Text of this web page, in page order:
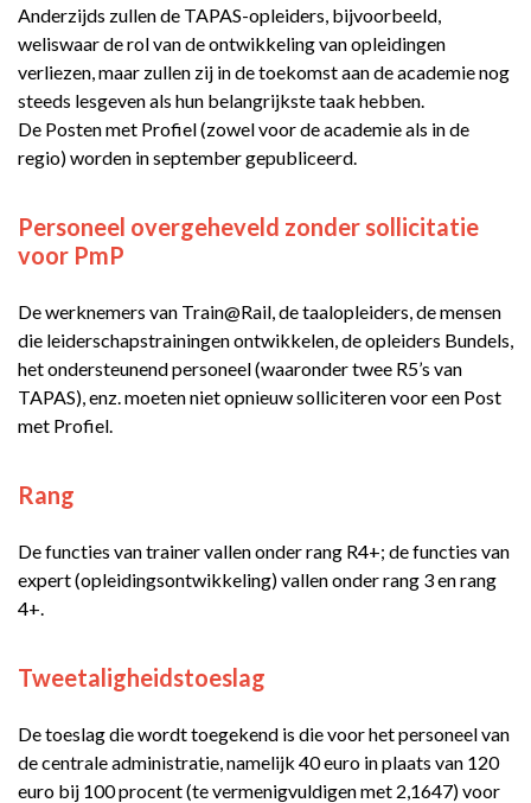
Anderzijds zullen de TAPAS-opleiders, bijvoorbeeld,
weliswaar de rol van de ontwikkeling van opleidingen
verliezen, maar zullen zij in de toekomst aan de academie nog
steeds lesgeven als hun belangrijkste taak hebben.
De Posten met Profiel (zowel voor de academie als in de
regio) worden in september gepubliceerd.
Personeel overgeheveld zonder sollicitatie
voor PmP
De werknemers van Train@Rail, de taalopleiders, de mensen
die leiderschapstrainingen ontwikkelen, de opleiders Bundels,
het ondersteunend personeel (waaronder twee R5’s van
TAPAS), enz. moeten niet opnieuw solliciteren voor een Post
met Profiel.
Rang
De functies van trainer vallen onder rang R4+; de functies van
expert (opleidingsontwikkeling) vallen onder rang 3 en rang
4+.
Tweetaligheidstoeslag
De toeslag die wordt toegekend is die voor het personeel van
de centrale administratie, namelijk 40 euro in plaats van 120
euro bij 100 procent (te vermenigvuldigen met 2,1647) voor